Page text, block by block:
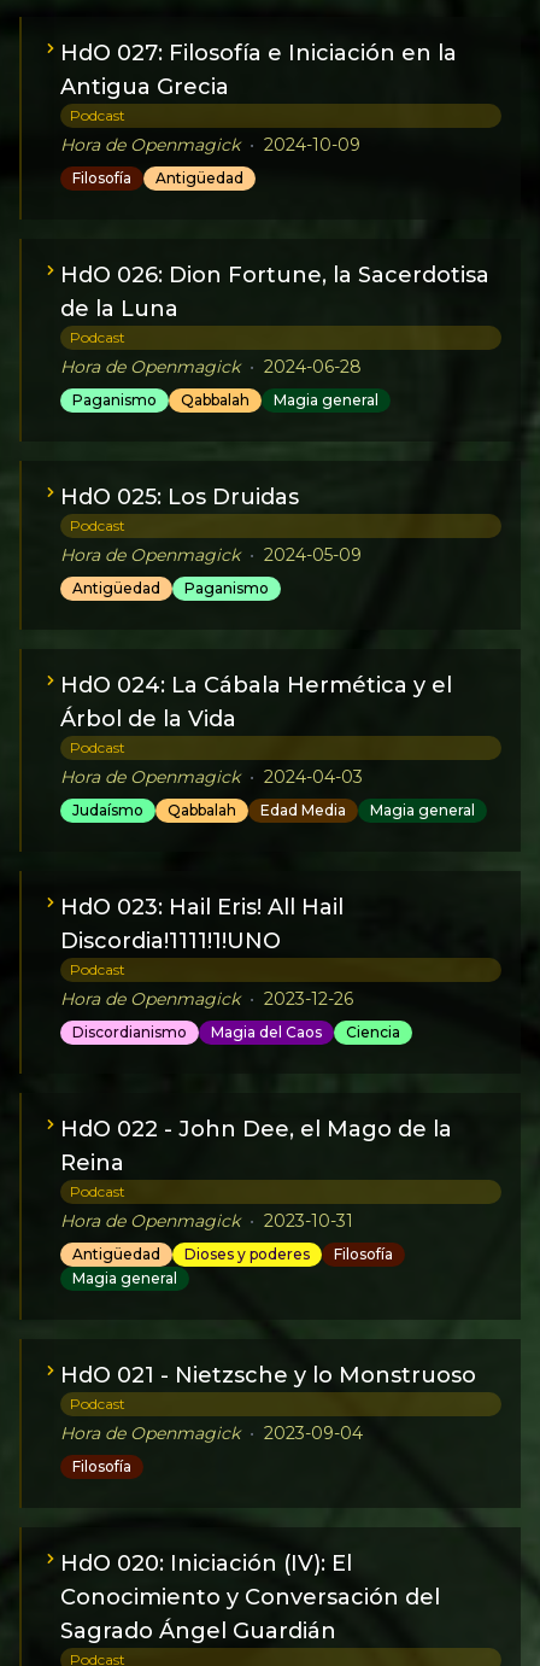
HdO 027: Filosofía e Iniciación en la
Antigua Grecia
Podcast
Hora de Openmagick • 2024-10-09
Filosofía Antigüedad
HdO 026: Dion Fortune, la Sacerdotisa
de la Luna
Podcast
Hora de Openmagick • 2024-06-28
Paganismo Qabbalah Magia general
HdO 025: Los Druidas
Podcast
Hora de Openmagick • 2024-05-09
Antigüedad Paganismo
HdO 024: La Cábala Hermética y el
Árbol de la Vida
Podcast
Hora de Openmagick • 2024-04-03
Judaísmo Qabbalah Edad Media Magia general
HdO 023: Hail Eris! All Hail
Discordia!1111!1!UNO
Podcast
Hora de Openmagick • 2023-12-26
Discordianismo Magia del Caos Ciencia
HdO 022 - John Dee, el Mago de la
Reina
Podcast
Hora de Openmagick • 2023-10-31
Antigüedad Dioses y poderes
Filosofía
Magia general
HdO 021 - Nietzsche y lo Monstruoso
Podcast
Hora de Openmagick • 2023-09-04
Filosofía
HdO 020: Iniciación (IV): El
Conocimiento y Conversación del
Sagrado Ángel Guardián
Podcast